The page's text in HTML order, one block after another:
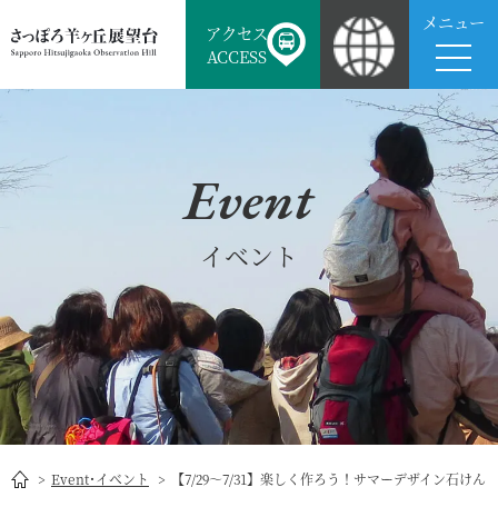
アクセス
ACCESS
メニュー
Event
イベント
Event･イベント 【7/29～7/31】楽しく作ろう！サマーデザイン石けん